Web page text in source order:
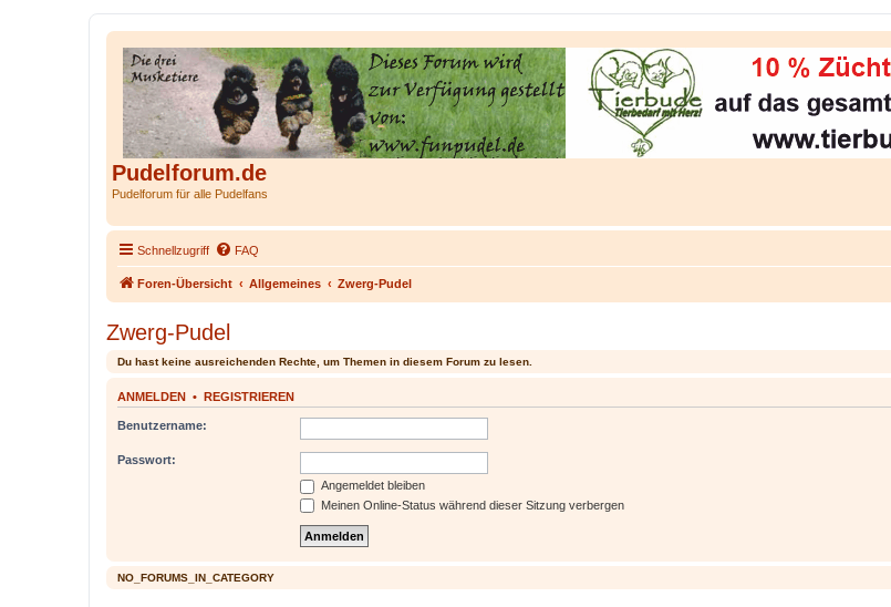
Pudelforum.de
Pudelforum für alle Pudelfans
Schnellzugriff FAQ
Foren-Übersicht Allgemeines Zwerg-Pudel
Zwerg-Pudel
Du hast keine ausreichenden Rechte, um Themen in diesem Forum zu lesen.
ANMELDEN • REGISTRIEREN
Benutzername:
Passwort:
Angemeldet bleiben
Meinen Online-Status während dieser Sitzung verbergen
NO_FORUMS_IN_CATEGORY